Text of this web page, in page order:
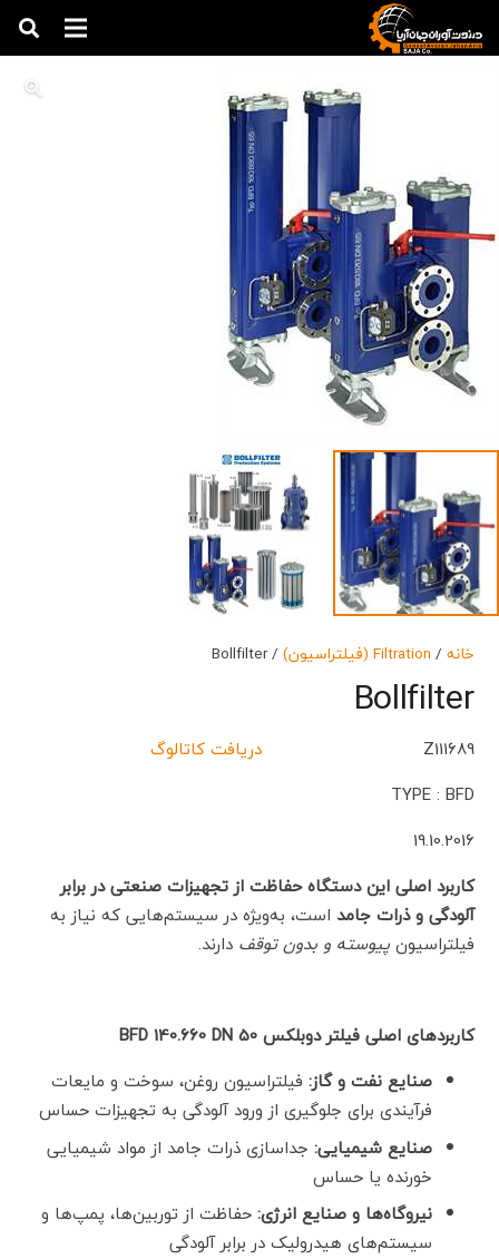
خانه / Filtration (فیلتراسیون) / Bollfilter
Bollfilter
Z111689
دریافت کاتالوگ
TYPE : BFD
19.10.2016
کاربرد اصلی این دستگاه حفاظت از تجهیزات صنعتی در برابر
آلودگی و ذرات جامد است، به‌ویژه در سیستم‌هایی که نیاز به
فیلتراسیونپیوسته و بدون توقف دارند.
کاربردهای اصلی فیلتر دوبلکسBFD 140.660 DN 50
صنایع نفت و گاز: فیلتراسیون روغن، سوخت و مایعات
فرآیندی برای جلوگیری از ورود آلودگی به تجهیزات حساس
صنایع شیمیایی: جداسازی ذرات جامد از مواد شیمیایی
خورنده یا حساس
نیروگاه‌ها و صنایع انرژی:حفاظت از توربین‌ها، پمپ‌ها و
سیستم‌های هیدرولیک در برابر آلودگی